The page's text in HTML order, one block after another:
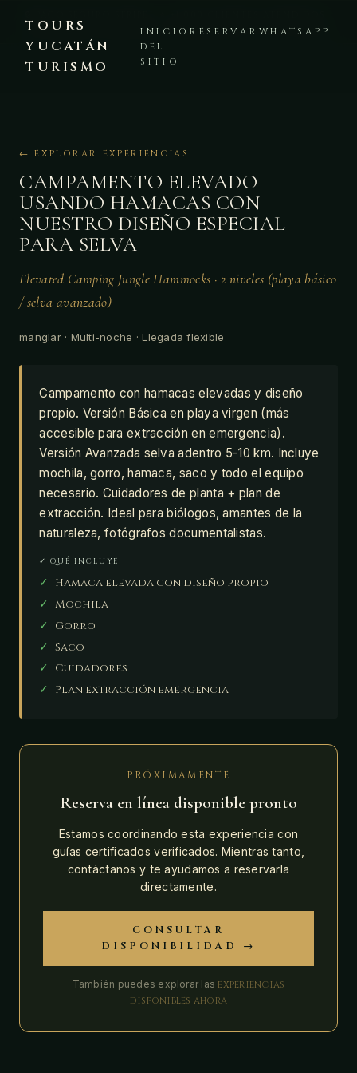
TOURS
YUCATÁN
TURISMO
INICIO
DEL
SITIO
RESERVAR WHATSAPP
PLATAFORMA VERIFICADA · 💬 WHATSAPP +52 999 225 8441
← EXPLORAR EXPERIENCIAS
CAMPAMENTO ELEVADO
USANDO HAMACAS CON
NUESTRO DISEÑO ESPECIAL
PARA SELVA
Elevated Camping Jungle Hammocks · 2 niveles (playa básico
/ selva avanzado)
manglar · Multi-noche · Llegada flexible
Campamento con hamacas elevadas y diseño
propio. Versión Básica en playa virgen (más
accesible para extracción en emergencia).
Versión Avanzada selva adentro 5-10 km. Incluye
mochila, gorro, hamaca, saco y todo el equipo
necesario. Cuidadores de planta + plan de
extracción. Ideal para biólogos, amantes de la
naturaleza, fotógrafos documentalistas.
✓ QUÉ INCLUYE
✓
Hamaca elevada con diseño propio
✓
Mochila
✓
Gorro
✓
Saco
✓
Cuidadores
✓
Plan extracción emergencia
PRÓXIMAMENTE
Reserva en línea disponible pronto
Estamos coordinando esta experiencia con
guías certificados verificados. Mientras tanto,
contáctanos y te ayudamos a reservarla
directamente.
CONSULTAR
DISPONIBILIDAD →
También puedes explorar las experiencias
disponibles ahora